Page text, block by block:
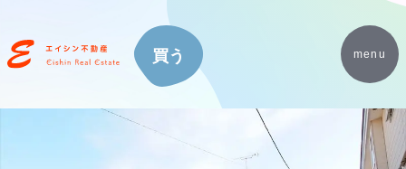
menu
買う